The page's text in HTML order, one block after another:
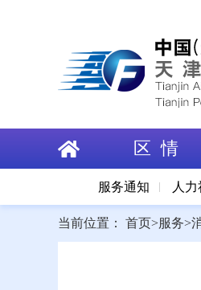
区 情
服务通知 人
当前位置： 首页>服务>